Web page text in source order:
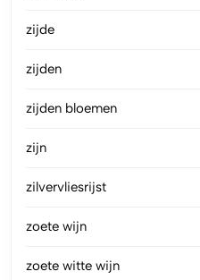
zijde
zijden
zijden bloemen
zijn
zilvervliesrijst
zoete wijn
zoete witte wijn